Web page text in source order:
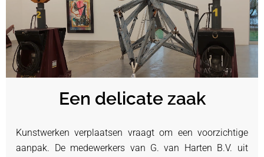
Een delicate zaak
Kunstwerken verplaatsen vraagt om een voorzichtige
aanpak. De medewerkers van G. van Harten B.V. uit